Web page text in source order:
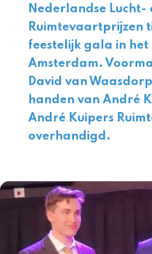
Nederlandse Lucht-
Ruimtevaartprijzen
feestelijk gala in het
Amsterdam.
David van
handen van André
André Kuipers
overhandigd.